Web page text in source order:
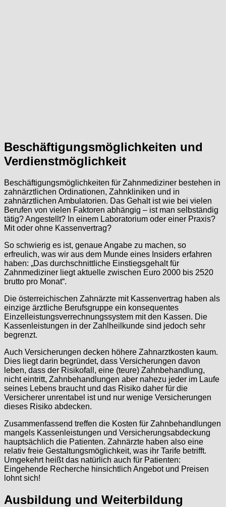
Beschäftigungsmöglichkeiten und
Verdienstmöglichkeit
Beschäftigungsmöglichkeiten für Zahnmediziner bestehen in
zahnärztlichen Ordinationen, Zahnkliniken und in
zahnärztlichen Ambulatorien. Das Gehalt ist wie bei vielen
Berufen von vielen Faktoren abhängig – ist man selbständig
tätig? Angestellt? In einem Laboratorium oder einer Praxis?
Mit oder ohne Kassenvertrag?
So schwierig es ist, genaue Angabe zu machen, so
erfreulich, was wir aus dem Munde eines Insiders erfahren
haben: „Das durchschnittliche Einstiegsgehalt für
Zahnmediziner liegt aktuelle zwischen Euro 2000 bis 2520
brutto pro Monat“.
Die österreichischen Zahnärzte mit Kassenvertrag haben als
einzige ärztliche Berufsgruppe ein konsequentes
Einzelleistungsverrechnungssystem mit den Kassen. Die
Kassenleistungen in der Zahlheilkunde sind jedoch sehr
begrenzt.
Auch Versicherungen decken höhere Zahnarztkosten kaum.
Dies liegt darin begründet, dass Versicherungen davon
leben, dass der Risikofall, eine (teure) Zahnbehandlung,
nicht eintritt, Zahnbehandlungen aber nahezu jeder im Laufe
seines Lebens braucht und das Risiko daher für die
Versicherer unrentabel ist und nur wenige Versicherungen
dieses Risiko abdecken.
Zusammenfassend treffen die Kosten für Zahnbehandlungen
mangels Kassenleistungen und Versicherungsabdeckung
hauptsächlich die Patienten. Zahnärzte haben also eine
relativ freie Gestaltungsmöglichkeit, was ihr Tarife betrifft.
Umgekehrt heißt das natürlich auch für Patienten:
Eingehende Recherche hinsichtlich Angebot und Preisen
lohnt sich!
Ausbildung und Weiterbildung